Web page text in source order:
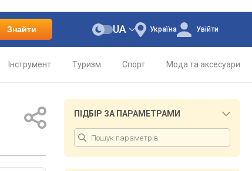
Знайти Україна
UA Увійти
Інструмент Туризм Спорт Мода та аксесуари
ПІДБІР ЗА ПАРАМЕТРАМИ